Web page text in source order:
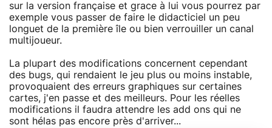
sur la version française et grace à lui vous pourrez par
exemple vous passer de faire le didacticiel un peu
longuet de la première île ou bien verrouiller un canal
multijoueur.
La plupart des modifications concernent cependant
des bugs, qui rendaient le jeu plus ou moins instable,
provoquaient des erreurs graphiques sur certaines
cartes, j'en passe et des meilleurs. Pour les réelles
modifications il faudra attendre les add ons qui ne
sont hélas pas encore près d'arriver...